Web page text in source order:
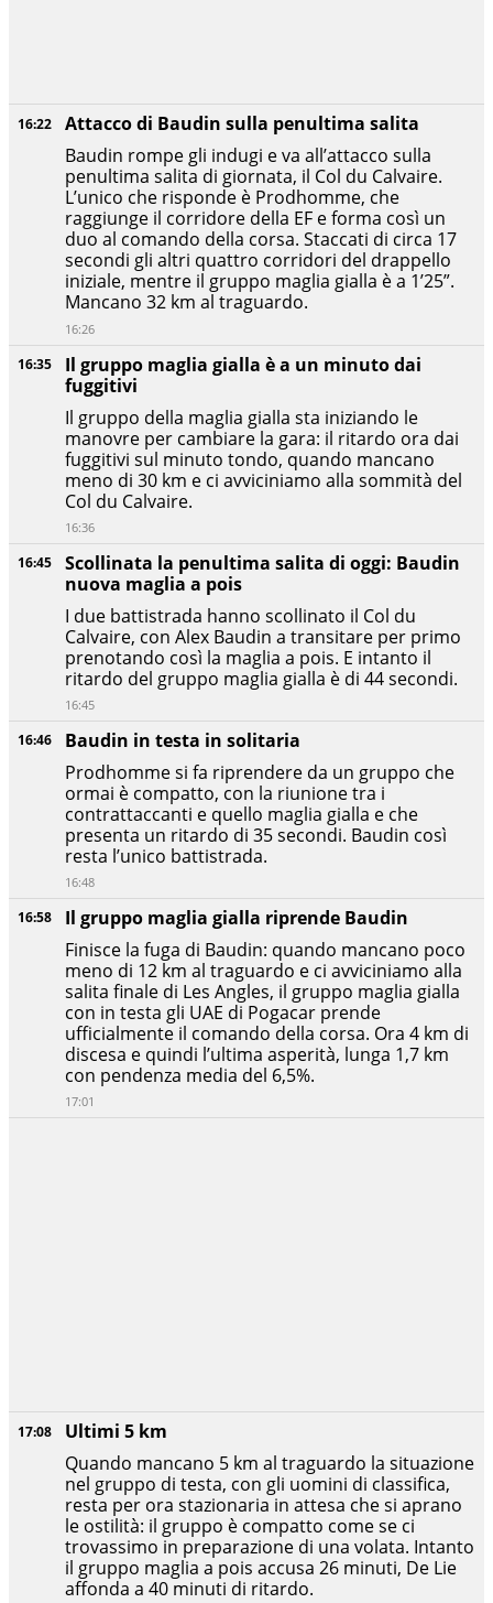
17:08
Ultimi 5 km
Quando mancano 5 km al traguardo la situazione
nel gruppo di testa, con gli uomini di classifica,
resta per ora stazionaria in attesa che si aprano
le ostilità: il gruppo è compatto come se ci
trovassimo in preparazione di una volata. Intanto
il gruppo maglia a pois accusa 26 minuti, De Lie
affonda a 40 minuti di ritardo.
16:58
Il gruppo maglia gialla riprende Baudin
Finisce la fuga di Baudin: quando mancano poco
meno di 12 km al traguardo e ci avviciniamo alla
salita finale di Les Angles, il gruppo maglia gialla
con in testa gli UAE di Pogacar prende
ufficialmente il comando della corsa. Ora 4 km di
discesa e quindi l’ultima asperità, lunga 1,7 km
con pendenza media del 6,5%.
17:01
16:46
Baudin in testa in solitaria
Prodhomme si fa riprendere da un gruppo che
ormai è compatto, con la riunione tra i
contrattaccanti e quello maglia gialla e che
presenta un ritardo di 35 secondi. Baudin così
resta l’unico battistrada.
16:48
16:45
Scollinata la penultima salita di oggi: Baudin
nuova maglia a pois
I due battistrada hanno scollinato il Col du
Calvaire, con Alex Baudin a transitare per primo
prenotando così la maglia a pois. E intanto il
ritardo del gruppo maglia gialla è di 44 secondi.
16:45
16:35
Il gruppo maglia gialla è a un minuto dai
fuggitivi
Il gruppo della maglia gialla sta iniziando le
manovre per cambiare la gara: il ritardo ora dai
fuggitivi sul minuto tondo, quando mancano
meno di 30 km e ci avviciniamo alla sommità del
Col du Calvaire.
16:36
16:22
Attacco di Baudin sulla penultima salita
Baudin rompe gli indugi e va all’attacco sulla
penultima salita di giornata, il Col du Calvaire.
L’unico che risponde è Prodhomme, che
raggiunge il corridore della EF e forma così un
duo al comando della corsa. Staccati di circa 17
secondi gli altri quattro corridori del drappello
iniziale, mentre il gruppo maglia gialla è a 1’25”.
Mancano 32 km al traguardo.
16:26